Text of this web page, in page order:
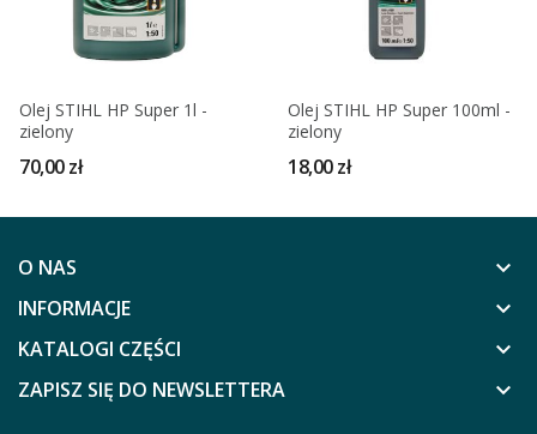
Olej STIHL HP Super 1l -
zielony
70,00 zł
Olej STIHL HP Super 100ml -
zielony
18,00 zł
O NAS keyboard_arrow_down
INFORMACJE keyboard_arrow_down
KATALOGI CZĘŚCI keyboard_arrow_down
ZAPISZ SIĘ DO NEWSLETTERA keyboard_arrow_down